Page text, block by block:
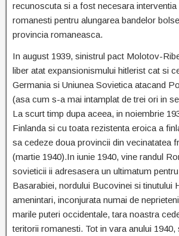
recunoscuta si a fost necesara
romanesti pentru alungarea bandelor
provincia romaneasca.
In august 1939, sinistrul pact Molotov-
liber atat expansionismului hitlerist cat si
Germania si Uniunea Sovietica atacand
(asa cum s-a mai intamplat de trei ori in
La scurt timp dupa aceea, in noiembrie
Finlanda si cu toata rezistenta eroica a
sa cedeze doua provincii din vecinatatea
(martie 1940).In iunie 1940, vine randul
sovieticii ii adresasera un ultimatum
Basarabiei, nordului Bucovinei si tinutului
amenintari, inconjurata numai de
marile puteri occidentale, tara noastra
teritorii romanesti. Tot in vara anului